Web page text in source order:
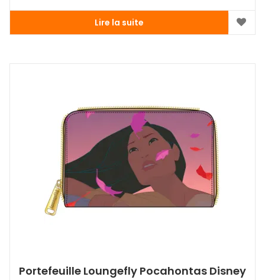
Lire la suite
Portefeuille Loungefly Pocahontas Disney